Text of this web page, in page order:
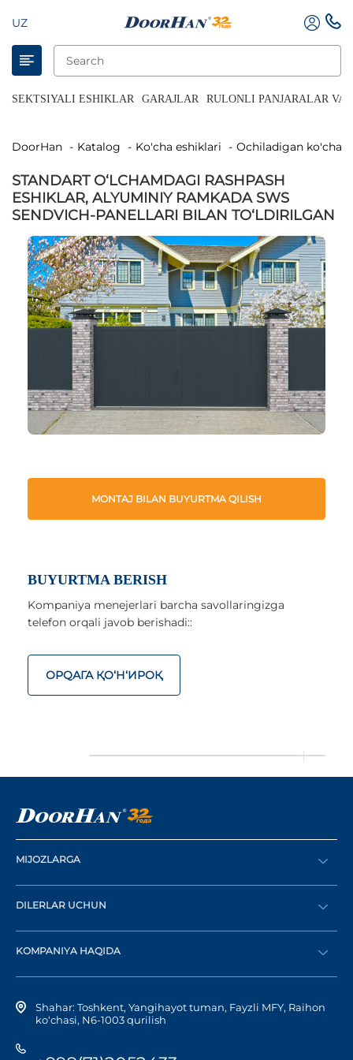
UZ
SEKTSIYALI ESHIKLAR GARAJLAR RULONLI PANJARALAR VA
DoorHan Katalog Ko'cha eshiklari Ochiladigan ko'cha
STANDART O‘LCHAMDAGI RASHPASH
ESHIKLAR, ALYUMINIY RAMKADA SWS
SENDVICH-PANELLARI BILAN TO‘LDIRILGAN
MONTAJ BILAN BUYURTMA QILISH
BUYURTMA BERISH
Kompaniya menejerlari barcha savollaringizga
telefon orqali javob berishadi::
ОРQАГА ҚO‘Н‘ИРОҚ
MIJOZLARGA
Buyurtma berish
Katalog
DILERLAR UCHUN
Diler bo‘lish
Shaxsiy kabinetga kirish
KOMPANIYA HAQIDA
Kompaniya tarixi
Shahar: Toshkent, Yangihayot tuman, Fayzli MFY, Raihon
ko‘chasi, N6-1003 qurilish